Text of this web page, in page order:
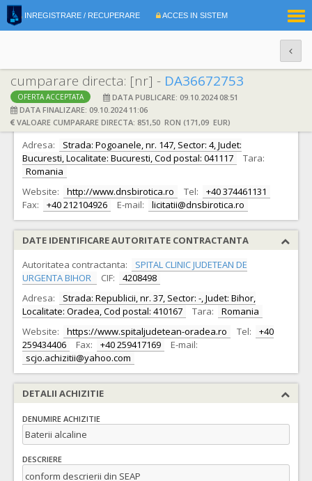
INREGISTRARE / RECUPERARE ACCES IN SISTEM
cumparare directa: [nr] - DA36672753
OFERTA ACCEPTATA
DATA PUBLICARE: 09.10.2024 08:51
DATA FINALIZARE: 09.10.2024 11:06
VALOARE CUMPARARE DIRECTA: 851,50 RON (171,09 EUR)
DATE IDENTIFICARE OFERTANT
Ofertant: S.C. DNS BIROTICA S.R.L. CIF: 16310679
Adresa:
Strada: Pogoanele, nr. 147, Sector: 4, Judet:
Bucuresti, Localitate: Bucuresti, Cod postal: 041117
Tara:
Romania
Website:
http://www.dnsbirotica.ro Tel:
+40 374461131
Fax:
+40 212104926 E-mail: licitatii@dnsbirotica.ro
DATE IDENTIFICARE AUTORITATE CONTRACTANTA
Autoritatea contractanta:
SPITAL CLINIC JUDETEAN DE
URGENTA BIHOR
CIF:
4208498
Adresa:
Strada: Republicii, nr. 37, Sector: -, Judet: Bihor,
Localitate: Oradea, Cod postal: 410167
Tara:
Romania
Website:
https://www.spitaljudetean-oradea.ro Tel:
+40
259434406
Fax: +40 259417169
E-mail:
scjo.achizitii@yahoo.com
DETALII ACHIZITIE
DENUMIRE ACHIZITIE
Baterii alcaline
DESCRIERE
conform descrierii din SEAP